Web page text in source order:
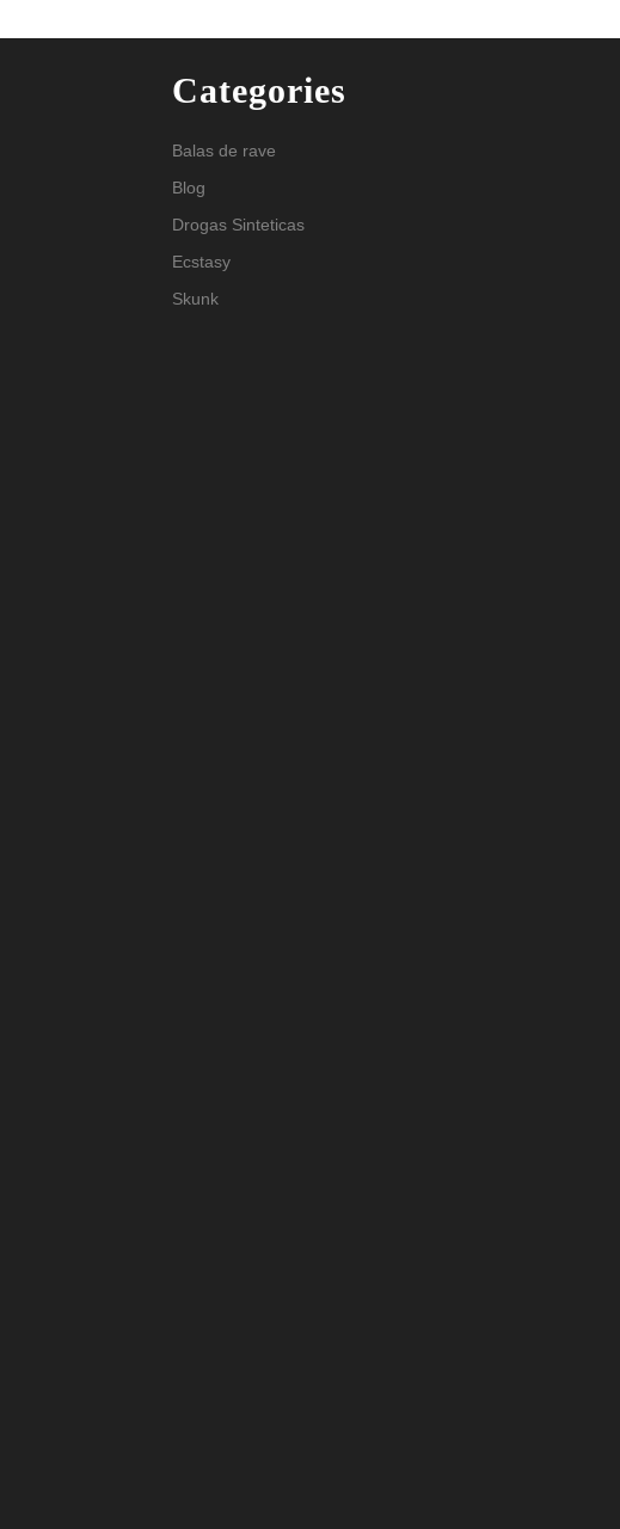
Categories
Balas de rave
Blog
Drogas Sinteticas
Ecstasy
Skunk